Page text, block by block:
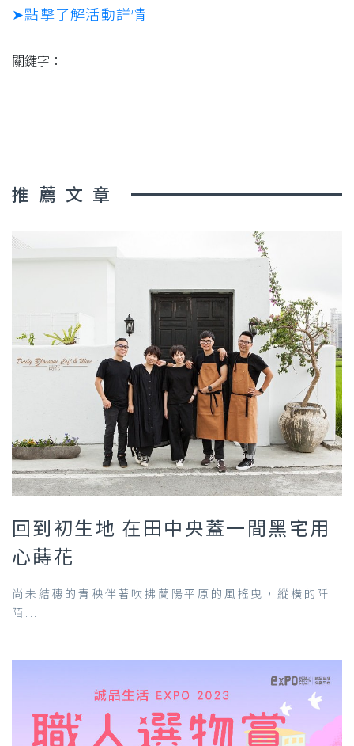
➤點擊了解活動詳情
關鍵字：
推薦文章
回到初生地 在田中央蓋一間黑宅用
心蒔花
尚未結穗的青秧伴著吹拂蘭陽平原的風搖曳，縱橫的阡
陌...